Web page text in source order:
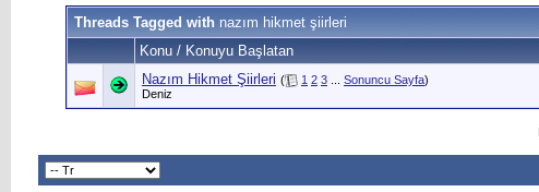
Threads Tagged with nazım hikmet şiirleri
Konu / Konuyu Başlatan
Nazım Hikmet Şiirleri ( 1 2 3 Sonuncu Sayfa)
Deniz